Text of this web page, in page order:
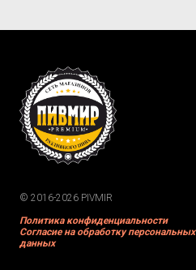
© 2016-2026 PIVMIR
Политика конфиденциальности
Согласие на обработку персональных
данных